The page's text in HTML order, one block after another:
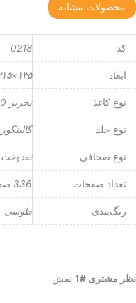
محصولات مشابه
کد 0218
ابعاد ۱۳۵×۲۱۵ میلی‌متر
نوع کاغذ تحریر 70 گرم
نوع جلد گالینگور
نوع صحافی ته‌دوخت
نعداد صفحات 336 صفحه
رنگ‌بندی طوسی
نظر مشتری #1 نقش